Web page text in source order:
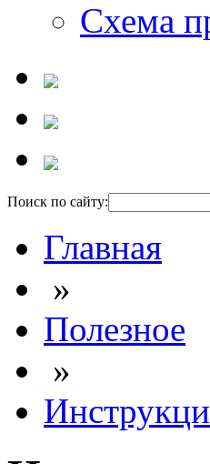
Схема
Поиск по сайту:
Главная
»
Полезное
»